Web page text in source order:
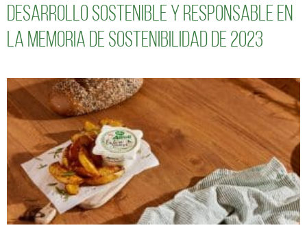
desarrollo sostenible y responsable en
la Memoria de Sostenibilidad de 2023